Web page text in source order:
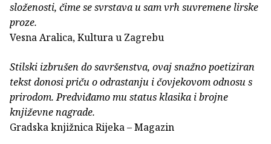
složenosti, čime se svrstava u sam vrh suvremene lirske
proze.
Vesna Aralica, Kultura u Zagrebu
Stilski izbrušen do savršenstva, ovaj snažno poetiziran
tekst donosi priču o odrastanju i čovjekovom odnosu s
prirodom. Predviđamo mu status klasika i brojne
književne nagrade.
Gradska knjižnica Rijeka – Magazin